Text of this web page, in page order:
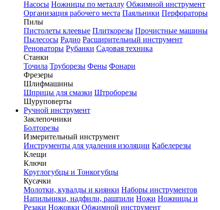
Насосы Ножницы по металлу Обжимной инструмент
Организация рабочего места Паяльники Перфораторы
Пилы
Пистолеты клеевые Плиткорезы Прочистные машины
Пылесосы Радио Расширительный инструмент
Реноваторы Рубанки Садовая техника
Станки
Точила Труборезы Фены Фонари
Фрезеры
Шлифмашины
Шприцы для смазки Штроборезы
Шуруповерты
Ручной инструмент
Заклепочники
Болторезы
Измерительный инструмент
Инструменты для удаления изоляции Кабелерезы
Клещи
Ключи
Круглогубцы и Тонкогубцы
Кусачки
Молотки, кувалды и киянки Наборы инструментов
Напильники, надфили, рашпили Ножи Ножницы и
Резаки Ножовки Обжимной инструмент